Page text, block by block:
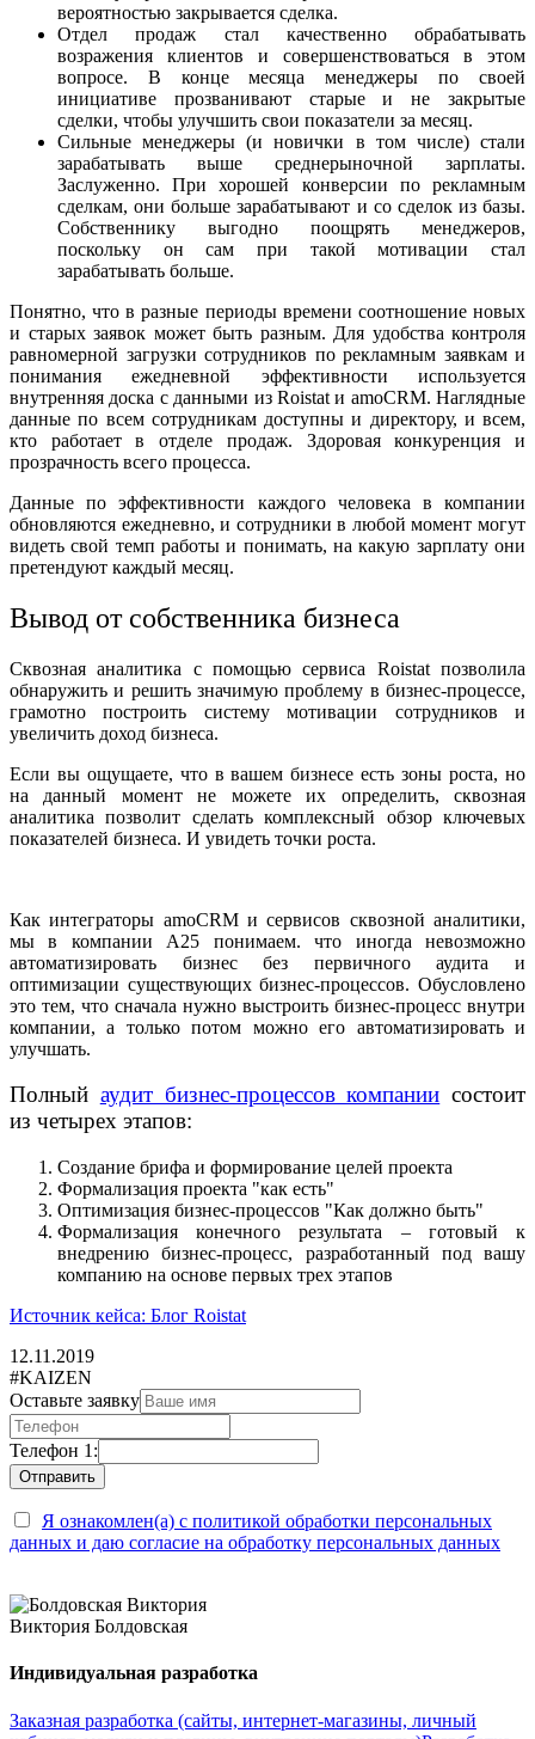
вероятностью закрывается сделка.
Отдел продаж стал качественно обрабатывать
возражения клиентов и совершенствоваться в этом
вопросе. В конце месяца менеджеры по своей
инициативе прозванивают старые и не закрытые
сделки, чтобы улучшить свои показатели за месяц.
Сильные менеджеры (и новички в том числе) стали
зарабатывать выше среднерыночной зарплаты.
Заслуженно. При хорошей конверсии по рекламным
сделкам, они больше зарабатывают и со сделок из базы.
Собственнику выгодно поощрять менеджеров,
поскольку он сам при такой мотивации стал
зарабатывать больше.
Понятно, что в разные периоды времени соотношение новых
и старых заявок может быть разным. Для удобства контроля
равномерной загрузки сотрудников по рекламным заявкам и
понимания ежедневной эффективности используется
внутренняя доска с данными из Roistat и amoCRM. Наглядные
данные по всем сотрудникам доступны и директору, и всем,
кто работает в отделе продаж. Здоровая конкуренция и
прозрачность всего процесса.
Данные по эффективности каждого человека в компании
обновляются ежедневно, и сотрудники в любой момент могут
видеть свой темп работы и понимать, на какую зарплату они
претендуют каждый месяц.
Вывод от собственника бизнеса
Сквозная аналитика с помощью сервиса Roistat позволила
обнаружить и решить значимую проблему в бизнес-процессе,
грамотно построить систему мотивации сотрудников и
увеличить доход бизнеса.
Если вы ощущаете, что в вашем бизнесе есть зоны роста, но
на данный момент не можете их определить, сквозная
аналитика позволит сделать комплексный обзор ключевых
показателей бизнеса. И увидеть точки роста.
Как интеграторы amoCRM и сервисов сквозной аналитики,
мы в компании А25 понимаем. что иногда невозможно
автоматизировать бизнес без первичного аудита и
оптимизации существующих бизнес-процессов. Обусловлено
это тем, что сначала нужно выстроить бизнес-процесс внутри
компании, а только потом можно его автоматизировать и
улучшать.
Полный аудит бизнес-процессов компании состоит
из четырех этапов:
Создание брифа и формирование целей проекта
Формализация проекта "как есть"
Оптимизация бизнес-процессов "Как должно быть"
Формализация конечного результата – готовый к
внедрению бизнес-процесс, разработанный под вашу
компанию на основе первых трех этапов
Источник кейса: Блог Roistat
12.11.2019
#KAIZEN
Оставьте заявку
Телефон 1:
Я ознакомлен(а) с политикой обработки персональных
данных и даю согласие на обработку персональных данных
Виктория Болдовская
Индивидуальная разработка
Заказная разработка (сайты, интернет-магазины, личный